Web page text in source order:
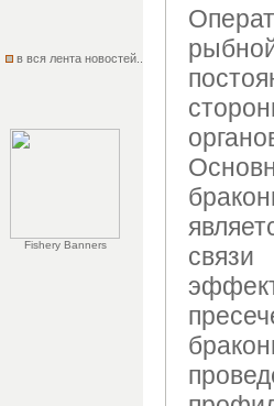
в вся лента новостей..
Fishery Banners